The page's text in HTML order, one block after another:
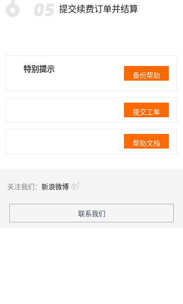
提交续费订单并结算
特别提示
备份帮助
提交工单
帮助文档